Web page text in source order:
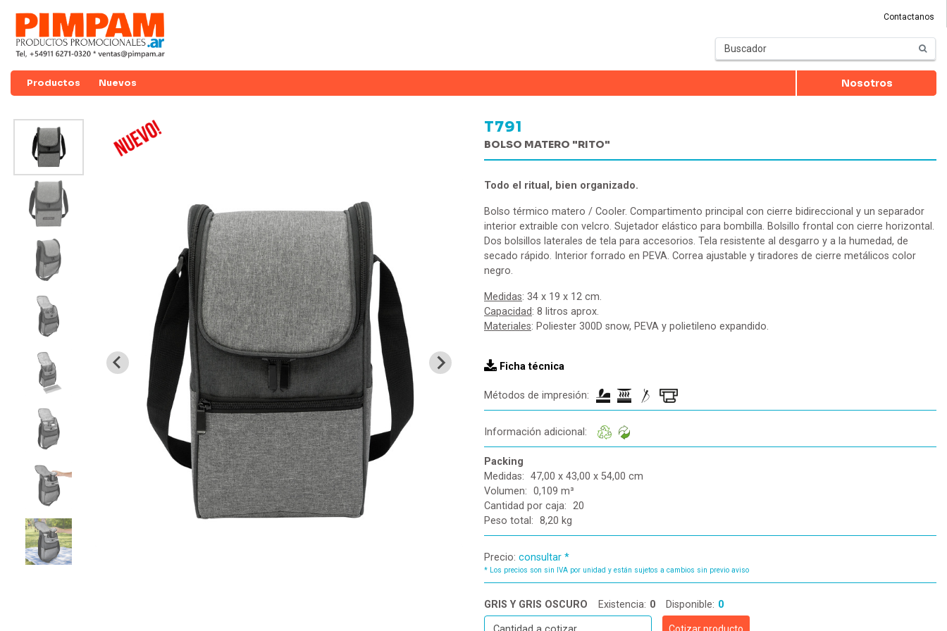
Contactanos
Productos Nuevos Nosotros
T791
BOLSO MATERO "RITO"
Todo el ritual, bien organizado.
Bolso térmico matero / Cooler. Compartimento principal con cierre bidireccional y un separador
interior extraible con velcro. Sujetador elástico para bombilla. Bolsillo frontal con cierre horizontal.
Dos bolsillos laterales de tela para accesorios. Tela resistente al desgarro y a la humedad, de
secado rápido. Interior forrado en PEVA. Correa ajustable y tiradores de cierre metálicos color
negro.
Medidas: 34 x 19 x 12 cm.
Capacidad: 8 litros aprox.
Materiales: Poliester 300D snow, PEVA y polietileno expandido.
Ficha técnica
Métodos de impresión:
Información adicional:
Packing
Medidas: 47,00 x 43,00 x 54,00 cm
Volumen: 0,109 m³
Cantidad por caja: 20
Peso total: 8,20 kg
Precio: consultar *
* Los precios son sin IVA por unidad y están sujetos a cambios sin previo aviso
GRIS Y GRIS OSCURO Existencia: 0 Disponible: 0